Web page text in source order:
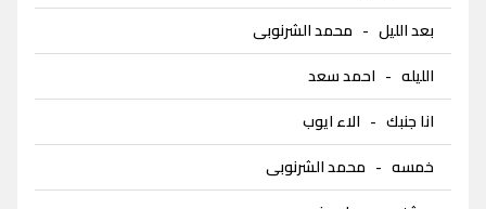
بعد الليل - محمد الشرنوبى
الليله - احمد سعد
انا جنبك - الاء ايوب
خمسه - محمد الشرنوبى